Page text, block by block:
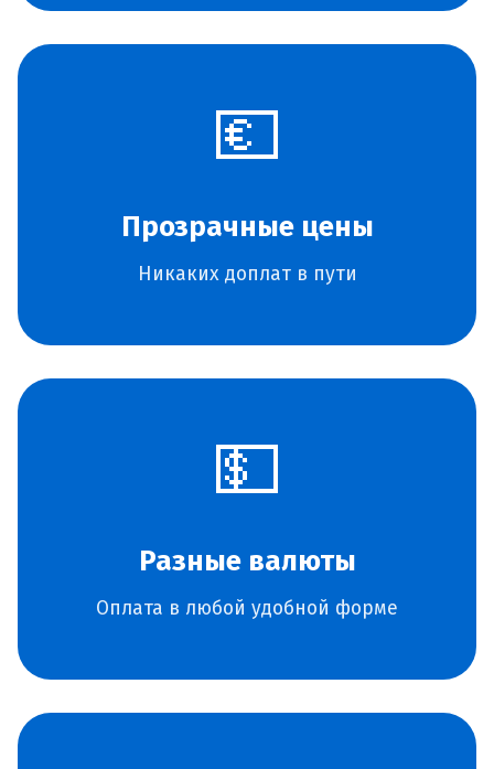
💶
Прозрачные цены
Никаких доплат в пути
💵
Разные валюты
Оплата в любой удобной форме